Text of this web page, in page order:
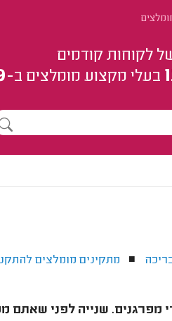
לקוחות קודמים
בעלי מקצוע מומלצים ב-
■ מתקינים מומלצים
מפרגנים. שנייה לפני